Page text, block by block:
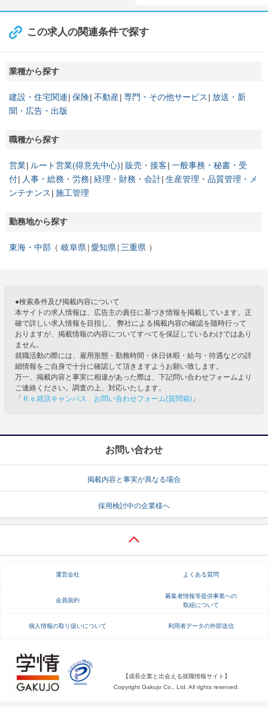
この求人の関連条件で探す
業種から探す
建設・住宅関連 保険 不動産 専門・その他サービス
放送・新
聞・広告・出版
職種から探す
営業 ルート営業(得意先中心) 販売・接客 一般事務・秘書・受
付
人事・総務・労務 経理・財務・会計 生産管理・品質管理・メ
ンテナンス
施工管理
勤務地から探す
東海・中部 岐阜県 愛知県 三重県
●検索条件及び掲載内容について
本サイトの求人情報は、広告主の責任に基づき情報を掲載しています。正
確で詳しい求人情報を目指し、 弊社による掲載内容の確認を随時行って
おりますが、掲載情報の内容についてすべてを保証しているわけではあり
ません。
就職活動の際には、雇用形態・勤務時間・休日休暇・給与・待遇などの詳
細情報をご自身で十分に確認して頂きますようお願い致します。
万一、掲載内容と事実に相違があった際は、下記問い合わせフォームより
ご連絡ください。調査の上、対応いたします。
「 Ｒｅ就活キャンパス お問い合わせフォーム(質問箱) 」
お問い合わせ
掲載内容と事実が異なる場合
採用検討中の企業様へ
運営会社 よくある質問
会員規約
募集者情報等提供事業への
取組について
個人情報の取り扱いについて 利用者データの外部送信
【成長企業と出会える就職情報サイト】
Copyright Gakujo Co., Ltd. All rights reserved.